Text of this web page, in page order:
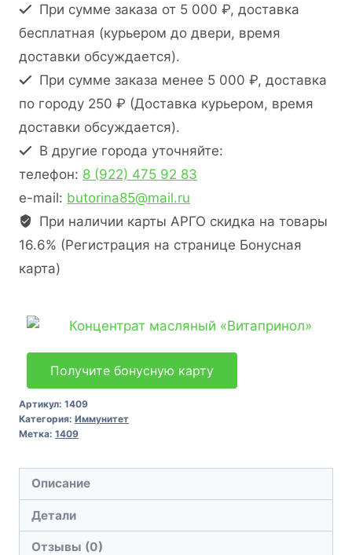
При сумме заказа от 5 000 ₽, доставка
бесплатная (курьером до двери, время
доставки обсуждается).
При сумме заказа менее 5 000 ₽, доставка
по городу 250 ₽ (Доставка курьером, время
доставки обсуждается).
В другие города уточняйте:
телефон: 8 (922) 475 92 83
e-mail: butorina85@mail.ru
При наличии карты АРГО скидка на товары
16.6% (Регистрация на странице Бонусная
карта)
Получите бонусную карту
Артикул: 1409
Категория: Иммунитет
Метка: 1409
Описание
Детали
Отзывы (0)